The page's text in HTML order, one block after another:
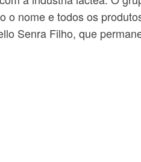
o nome e todos os
Senra Filho, que